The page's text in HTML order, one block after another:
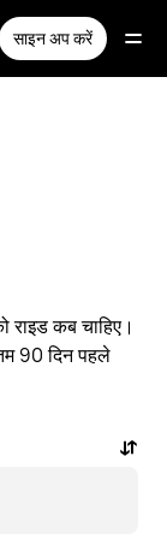
साइन अप करें
राइड कब चाहिए।
90 दिन पहले